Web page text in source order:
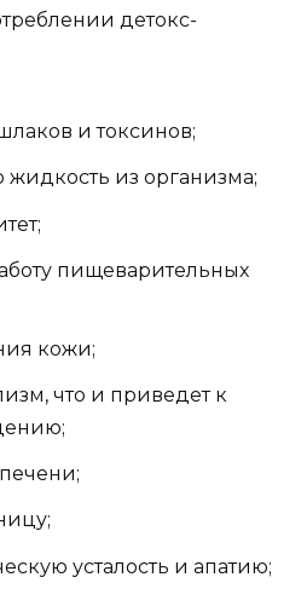
детокс-
и токсинов;
из организма;
пищеварительных
кожи;
что и приведет к
усталость и апатию;